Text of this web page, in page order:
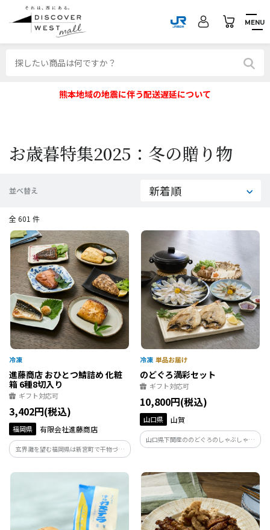
MENU
熊本地域の地震に伴う配送遅延について
お歳暮特集2025：冬の贈り物
並べ替え
全 601 件
進藤商店 おひとつ鯖詰め 化粧
箱 6種8切入り
ギフト対応可
3,402円(税込)
福岡県 有限会社進藤商店
玄界灘を望む福岡県は新宮町で干物づく
り百十余年。十数種類以上の味を取り揃
え「銀だらみりん」に並ぶ人気の「さば
のどぐろ満彩セット
ギフト対応可
10,800円(税込)
山口県 山賀
山口県下関産ののどぐろのしゃぶしゃぶ
の炙り刺し、開きのセットです。脂のリの
にうまみが増す魚、のどぐろのセットに
なります。のどぐろから抽出した出汁でお
楽しみください。